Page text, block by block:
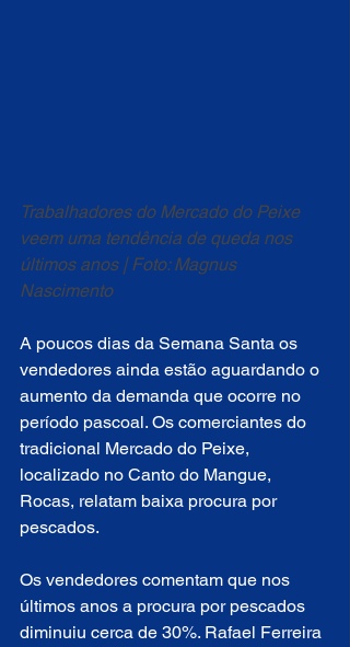
Trabalhadores do Mercado do Peixe
veem uma tendência de queda nos
últimos anos | Foto: Magnus
Nascimento
A poucos dias da Semana Santa os
vendedores ainda estão aguardando o
aumento da demanda que ocorre no
período pascoal. Os comerciantes do
tradicional Mercado do Peixe,
localizado no Canto do Mangue,
Rocas, relatam baixa procura por
pescados.
Os vendedores comentam que nos
últimos anos a procura por pescados
diminuiu cerca de 30%. Rafael Ferreira